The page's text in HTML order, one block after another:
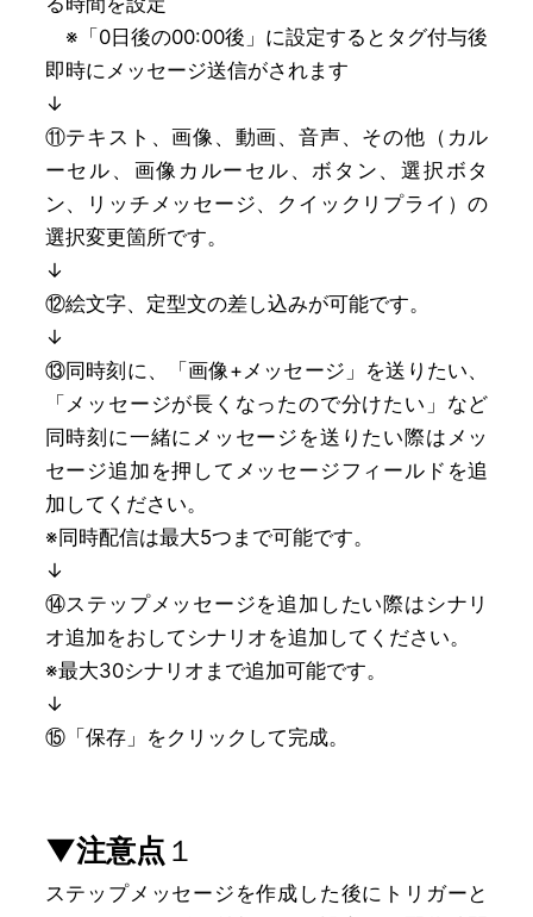
※「0日後の00:00後」に設定するとタグ付与後
即時にメッセージ送信がされます
↓
⑪テキスト、画像、動画、音声、その他（カル
ーセル、画像カルーセル、ボタン、選択ボタ
ン、リッチメッセージ、クイックリプライ）の
選択変更箇所です。
↓
⑫絵文字、定型文の差し込みが可能です。
↓
⑬同時刻に、「画像+メッセージ」を送りたい、
「メッセージが長くなったので分けたい」など
同時刻に一緒にメッセージを送りたい際はメッ
セージ追加を押してメッセージフィールドを追
加してください。
※同時配信は最大5つまで可能です。
↓
⑭ステップメッセージを追加したい際はシナリ
オ追加をおしてシナリオを追加してください。
※最大30シナリオまで追加可能です。
↓
⑮「保存」をクリックして完成。
▼注意点 １
ステップメッセージを作成した後にトリガーと